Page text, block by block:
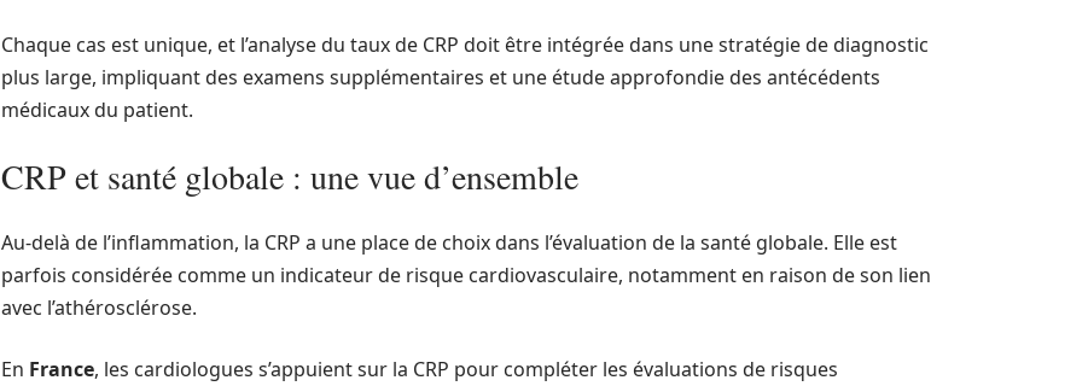
Chaque cas est unique, et l’analyse du taux de CRP doit être intégrée dans une stratégie de diagnostic
plus large, impliquant des examens supplémentaires et une étude approfondie des antécédents
médicaux du patient.
CRP et santé globale : une vue d’ensemble
Au-delà de l’inflammation, la CRP a une place de choix dans l’évaluation de la santé globale. Elle est
parfois considérée comme un indicateur de risque cardiovasculaire, notamment en raison de son lien
avec l’athérosclérose.
En France, les cardiologues s’appuient sur la CRP pour compléter les évaluations de risques